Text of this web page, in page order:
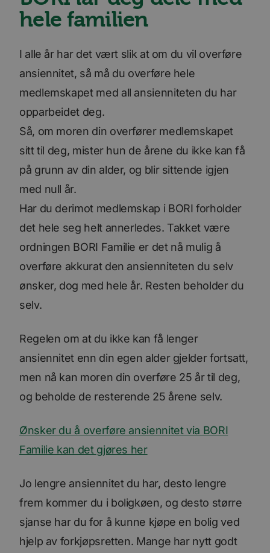
hele familien
I alle år har det vært slik at om du vil overføre
ansiennitet, så må du overføre hele
medlemskapet med all ansienniteten du har
opparbeidet deg.
Så, om moren din overfører medlemskapet
sitt til deg, mister hun de årene du ikke kan få
på grunn av din alder, og blir sittende igjen
med null år.
Har du derimot medlemskap i BORI forholder
det hele seg helt annerledes. Takket være
ordningen BORI Familie er det nå mulig å
overføre akkurat den ansienniteten du selv
ønsker, dog med hele år. Resten beholder du
selv.
Regelen om at du ikke kan få lenger
ansiennitet enn din egen alder gjelder fortsatt,
men nå kan moren din overføre 25 år til deg,
og beholde de resterende 25 årene selv.
Ønsker du å overføre ansiennitet via BORI
Familie kan det gjøres her
Jo lengre ansiennitet du har, desto lengre
frem kommer du i boligkøen, og desto større
sjanse har du for å kunne kjøpe en bolig ved
hjelp av forkjøpsretten. Mange har nytt godt